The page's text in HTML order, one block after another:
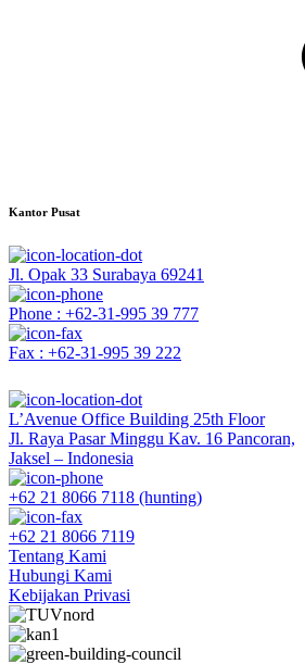
Kantor Pusat
Jl. Opak 33 Surabaya 69241
Phone : +62-31-995 39 777
Fax : +62-31-995 39 222
L’Avenue Office Building 25th Floor
Jl. Raya Pasar Minggu Kav. 16 Pancoran,
Jaksel – Indonesia
+62 21 8066 7118 (hunting)
+62 21 8066 7119
Tentang Kami
Hubungi Kami
Kebijakan Privasi